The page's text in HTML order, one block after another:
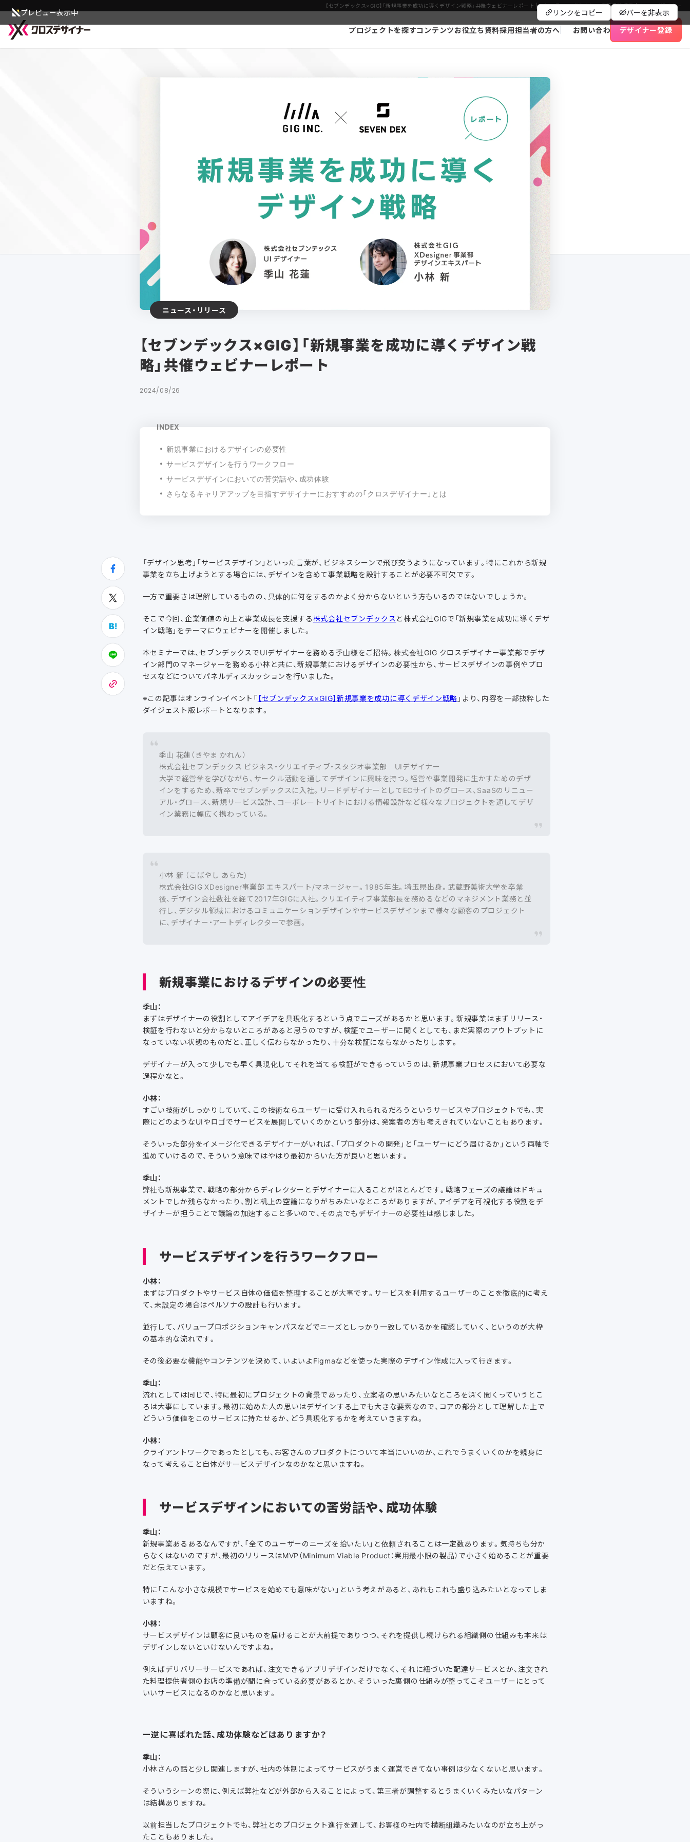
プレビュー表示中 リンクをコピー バーを非表示
【セブンデックス×GIG】「新規事業を成功に導くデザイン戦略」共催ウェビナーレポート | フリーランスデザイナー・業務委託採用｜クロスデザイナー
プロジェクトを探すコンテンツお役立ち資料採用担当者の方へ お問い合わせ デザイナー登録
ニュース・リリース
【セブンデックス×GIG】「新規事業を成功に導くデザイン戦
略」共催ウェビナーレポート
2024/08/26
INDEX
新規事業におけるデザインの必要性
サービスデザインを行うワークフロー
サービスデザインにおいての苦労話や、成功体験
さらなるキャリアアップを目指すデザイナーにおすすめの「クロスデザイナー」とは
「デザイン思考」「サービスデザイン」といった言葉が、ビジネスシーンで飛び交うようになっています。特にこれから新規
事業を立ち上げようとする場合には、デザインを含めて事業戦略を設計することが必要不可欠です。
一方で重要さは理解しているものの、具体的に何をするのかよく分からないという方もいるのではないでしょうか。
そこで今回、企業価値の向上と事業成長を支援する株式会社セブンデックス と株式会社GIGで「新規事業を成功に導くデザ
イン戦略」をテーマにウェビナーを開催しました。
本セミナーでは、セブンデックスでUIデザイナーを務める季山様をご招待。株式会社GIG クロスデザイナー事業部でデザ
イン部門のマネージャーを務める小林と共に、新規事業におけるデザインの必要性から、サービスデザインの事例やプロ
セスなどについてパネルディスカッションを行いました。
※この記事はオンラインイベント「【セブンデックス×GIG】新規事業を成功に導くデザイン戦略 」より、内容を一部抜粋した
ダイジェスト版レポートとなります。
季山 花蓮（きやま かれん）
株式会社セブンデックス ビジネス・クリエイティブ・スタジオ事業部 UIデザイナー
大学で経営学を学びながら、サークル活動を通してデザインに興味を持つ。経営や事業開発に生かすためのデザ
インをするため、新卒でセブンデックスに入社。リードデザイナーとしてECサイトのグロース、SaaSのリニュー
アル・グロース、新規サービス設計、コーポレートサイトにおける情報設計など様々なプロジェクトを通してデザ
イン業務に幅広く携わっている。
小林 新 （こばやし あらた)
株式会社GIG XDesigner事業部 エキスパート/マネージャー。1985年生。埼玉県出身。武蔵野美術大学を卒業
後、デザイン会社数社を経て2017年GIGに入社。クリエイティブ事業部長を務めるなどのマネジメント業務と並
行し、デジタル領域におけるコミュニケーションデザインやサービスデザインまで様々な顧客のプロジェクト
に、デザイナー・アートディレクターで参画。
新規事業におけるデザインの必要性
季山：
まずはデザイナーの役割としてアイデアを具現化するという点でニーズがあるかと思います。新規事業はまずリリース・
検証を行わないと分からないところがあると思うのですが、検証でユーザーに聞くとしても、まだ実際のアウトプットに
なっていない状態のものだと、正しく伝わらなかったり、十分な検証にならなかったりします。
デザイナーが入って少しでも早く具現化してそれを当てる検証ができるっていうのは、新規事業プロセスにおいて必要な
過程かなと。
小林：
すごい技術がしっかりしていて、この技術ならユーザーに受け入れられるだろうというサービスやプロジェクトでも、実
際にどのようなUIやロゴでサービスを展開していくのかという部分は、発案者の方も考えきれていないこともあります。
そういった部分をイメージ化できるデザイナーがいれば、「プロダクトの開発」と「ユーザーにどう届けるか」という両軸で
進めていけるので、そういう意味ではやはり最初からいた方が良いと思います。
季山：
弊社も新規事業で、戦略の部分からディレクターとデザイナーに入ることがほとんどです。戦略フェーズの議論はドキュ
メントでしか残らなかったり、割と机上の空論になりがちみたいなところがありますが、アイデアを可視化する役割をデ
ザイナーが担うことで議論の加速すること多いので、その点でもデザイナーの必要性は感じました。
サービスデザインを行うワークフロー
小林：
まずはプロダクトやサービス自体の価値を整理することが大事です。サービスを利用するユーザーのことを徹底的に考え
て、未設定の場合はペルソナの設計も行います。
並行して、バリュープロポジションキャンパスなどでニーズとしっかり一致しているかを確認していく、というのが大枠
の基本的な流れです。
その後必要な機能やコンテンツを決めて、いよいよFigmaなどを使った実際のデザイン作成に入って行きます。
季山：
流れとしては同じで、特に最初にプロジェクトの背景であったり、立案者の思いみたいなところを深く聞くっていうとこ
ろは大事にしています。最初に始めた人の思いはデザインする上でも大きな要素なので、コアの部分として理解した上で
どういう価値をこのサービスに持たせるか、どう具現化するかを考えていきますね。
小林：
クライアントワークであったとしても、お客さんのプロダクトについて本当にいいのか、これでうまくいくのかを親身に
なって考えること自体がサービスデザインなのかなと思いますね。
サービスデザインにおいての苦労話や、成功体験
季山：
新規事業あるあるなんですが、「全てのユーザーのニーズを拾いたい」と依頼されることは一定数あります。気持ちも分か
らなくはないのですが、最初のリリースはMVP（Minimum Viable Product：実用最小限の製品）で小さく始めることが重要
だと伝えています。
特に「こんな小さな規模でサービスを始めても意味がない」という考えがあると、あれもこれも盛り込みたいとなってしま
いますね。
小林：
サービスデザインは顧客に良いものを届けることが大前提でありつつ、それを提供し続けられる組織側の仕組みも本来は
デザインしないといけないんですよね。
例えばデリバリーサービスであれば、注文できるアプリデザインだけでなく、それに紐づいた配達サービスとか、注文され
た料理提供者側のお店の準備が間に合っている必要があるとか、そういった裏側の仕組みが整ってこそユーザーにとって
いいサービスになるのかなと思います。
ー逆に喜ばれた話、成功体験などはありますか？
季山：
小林さんの話と少し関連しますが、社内の体制によってサービスがうまく運営できてない事例は少なくないと思います。
そういうシーンの際に、例えば弊社などが外部から入ることによって、第三者が調整するとうまくいくみたいなパターン
は結構ありますね。
以前担当したプロジェクトでも、弊社とのプロジェクト進行を通して、お客様の社内で横断組織みたいなのが立ち上がっ
たこともありました。